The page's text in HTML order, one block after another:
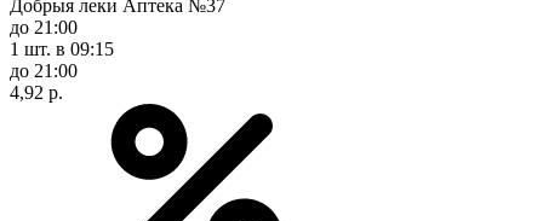
Добрыя леки Аптека №37
до 21:00
1 шт. в 09:15
до 21:00
4,92 р.